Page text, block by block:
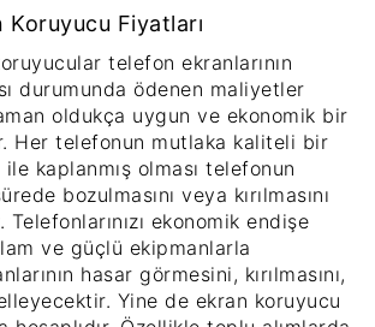
Fiyatları
telefon ekranlarının
durumunda ödenen maliyetler
oldukça uygun ve ekonomik bir
Her telefonun mutlaka kaliteli bir
kaplanmış olması telefonun
bozulmasını veya kırılmasını
ekonomik endişe
ve güçlü ekipmanlarla
hasar görmesini, kırılmasını,
Yine de ekran koruyucu